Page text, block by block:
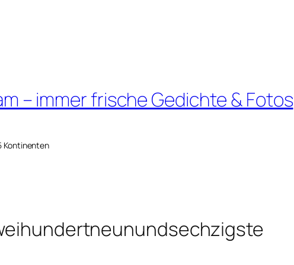
– immer frische Gedichte & Fotos
Kontinenten